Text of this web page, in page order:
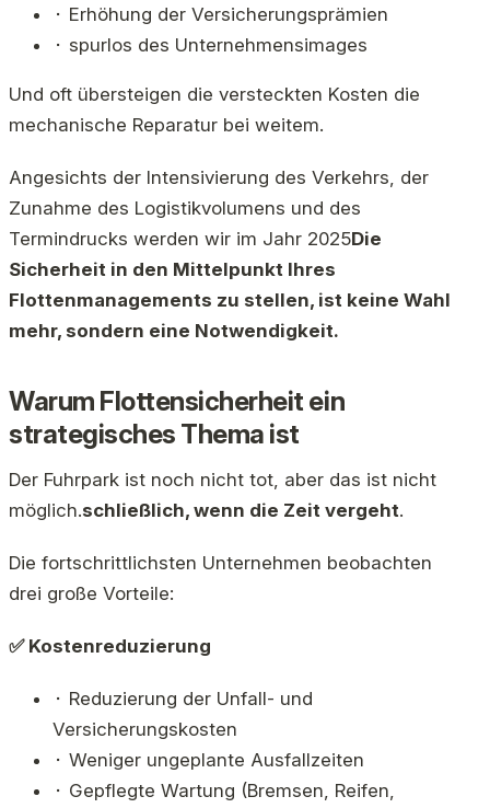
⬝ Erhöhung der Versicherungsprämien
⬝ spurlos des Unternehmensimages
Und oft übersteigen die versteckten Kosten die
mechanische Reparatur bei weitem.
Angesichts der Intensivierung des Verkehrs, der
Zunahme des Logistikvolumens und des
Termindrucks werden wir im Jahr 2025Die
Sicherheit in den Mittelpunkt Ihres
Flottenmanagements zu stellen, ist keine Wahl
mehr, sondern eine Notwendigkeit.
Warum Flottensicherheit ein
strategisches Thema ist
Der Fuhrpark ist noch nicht tot, aber das ist nicht
möglich.schließlich, wenn die Zeit vergeht.
Die fortschrittlichsten Unternehmen beobachten
drei große Vorteile:
✅ Kostenreduzierung
⬝ Reduzierung der Unfall- und
Versicherungskosten
⬝ Weniger ungeplante Ausfallzeiten
⬝ Gepflegte Wartung (Bremsen, Reifen,